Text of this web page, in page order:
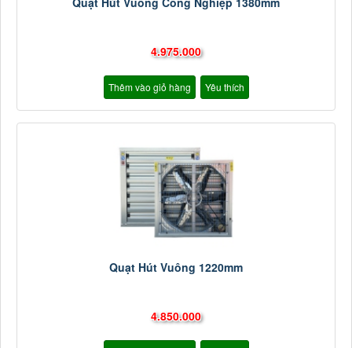
4.975.000
Thêm vào giỏ hàng Yêu thích
Quạt Hút Vuông 1220mm
4.850.000